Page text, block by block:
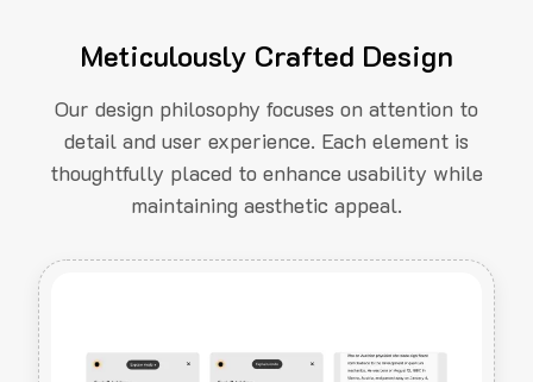
Meticulously Crafted Design
Our design philosophy focuses on attention to
detail and user experience. Each element is
thoughtfully placed to enhance usability while
maintaining aesthetic appeal.